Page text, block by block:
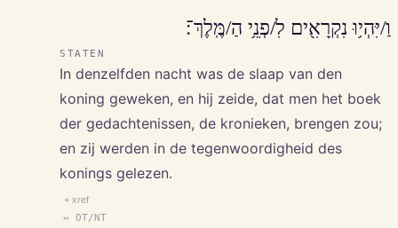
וַ/יִּהְי֥וּ נִקְרָאִ֖ים לִ/פְנֵ֥י הַ/מֶּֽלֶךְ־׃
STATEN
In denzelfden nacht was de slaap van den
koning geweken, en hij zeide, dat men het boek
der gedachtenissen, de kronieken, brengen zou;
en zij werden in de tegenwoordigheid des
konings gelezen.
+ xref
↔ OT/NT